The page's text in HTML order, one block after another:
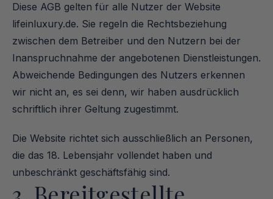
Diese AGB gelten für alle Nutzer der Website
lifeinluxury.de. Sie regeln die Rechtsbeziehung
zwischen dem Betreiber und den Nutzern bei der
Inanspruchnahme der angebotenen Dienstleistungen.
Abweichende Bedingungen des Nutzers erkennen
wir nicht an, es sei denn, wir haben ausdrücklich
schriftlich ihrer Geltung zugestimmt.
Die Website richtet sich ausschließlich an Personen,
die das 18. Lebensjahr vollendet haben und
unbeschränkt geschäftsfähig sind.